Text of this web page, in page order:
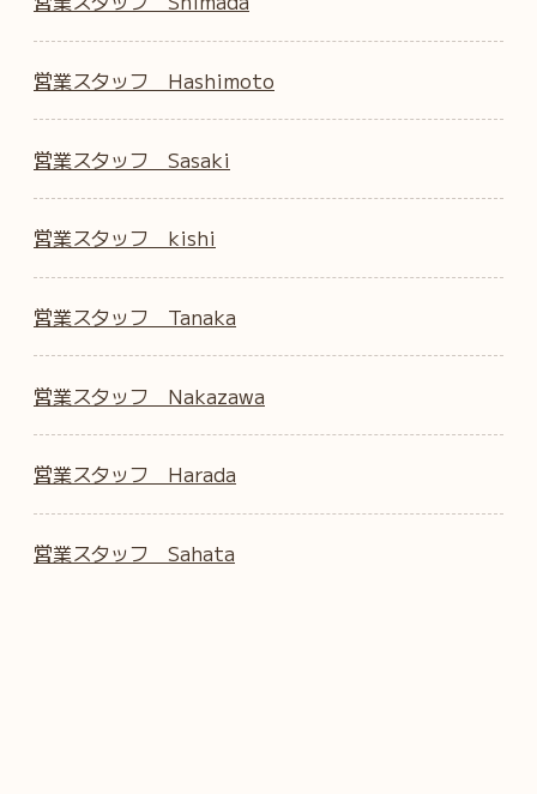
営業スタッフ Hashimoto
営業スタッフ Sasaki
営業スタッフ kishi
営業スタッフ Tanaka
営業スタッフ Nakazawa
営業スタッフ Harada
営業スタッフ Sahata